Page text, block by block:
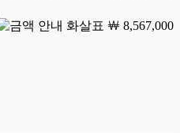
￦ 8,567,000